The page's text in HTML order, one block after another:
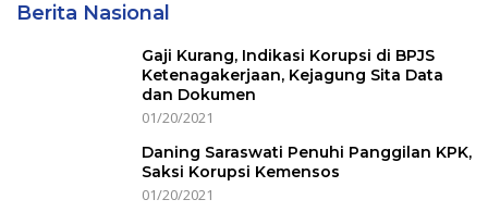
Berita Nasional
Gaji Kurang, Indikasi Korupsi di BPJS
Ketenagakerjaan, Kejagung Sita Data
dan Dokumen
01/20/2021
Daning Saraswati Penuhi Panggilan KPK,
Saksi Korupsi Kemensos
01/20/2021